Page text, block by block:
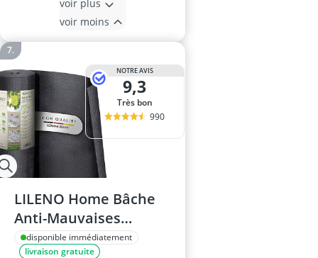
voir plus
voir moins
NOTRE AVIS
9,3
Très bon
990
LILENO Home Bâche
Anti-Mauvaises
Herbes 1x25m 50g/m²
disponible immédiatement
livraison gratuite